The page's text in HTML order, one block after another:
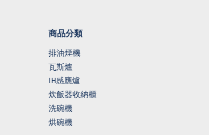
商品分類
排油煙機
瓦斯爐
IH感應爐
炊飯器收納櫃
洗碗機
烘碗機